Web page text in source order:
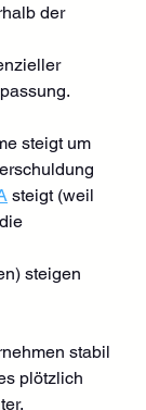
der
steigt um
steigt (weil
steigen
stabil
plötzlich